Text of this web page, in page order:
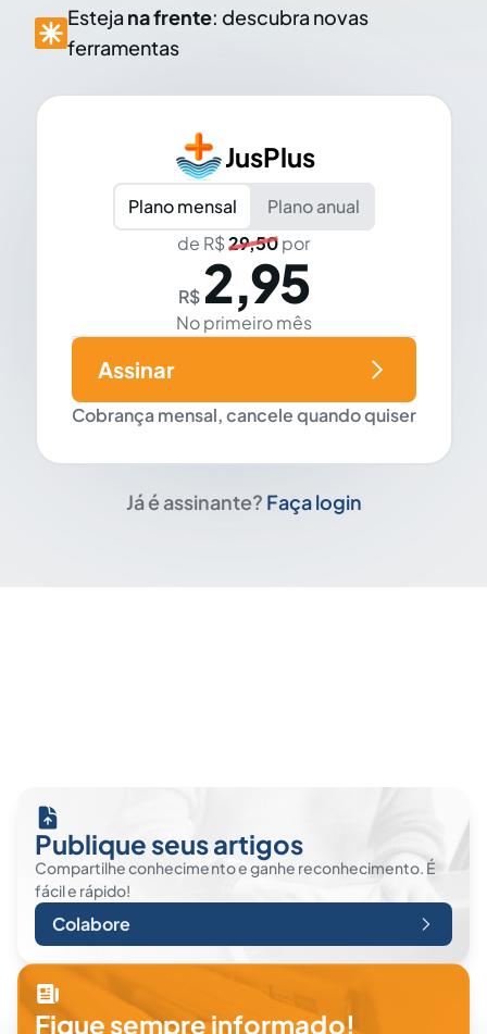
Esteja na frente: descubra novas
ferramentas
JusPlus
Plano mensal
Plano anual
de R$29,50por
R$ 2,95
No primeiro mês
Cobrança mensal, cancele quando quiser
Assinar
Já é assinante? Faça login
Publique seus artigos
Compartilhe conhecimento e ganhe reconhecimento. É
fácil e rápido!
Colabore
Fique sempre informado!